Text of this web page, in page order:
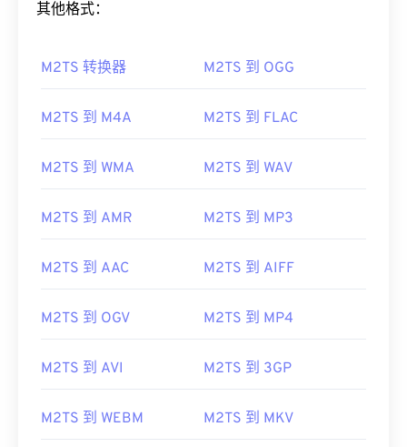
其他格式：
M2TS 转换器 M2TS 到 OGG
M2TS 到 M4A M2TS 到 FLAC
M2TS 到 WMA M2TS 到 WAV
M2TS 到 AMR M2TS 到 MP3
M2TS 到 AAC M2TS 到 AIFF
M2TS 到 OGV M2TS 到 MP4
M2TS 到 AVI M2TS 到 3GP
M2TS 到 WEBM M2TS 到 MKV